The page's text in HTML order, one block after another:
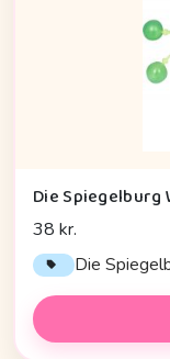
Die Spiegelburg
38 kr.
Die